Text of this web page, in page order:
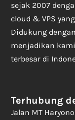
sejak 2007
cloud & VPS
Didukung
menjadikan
terbesar di
Terhubung
Jalan MT